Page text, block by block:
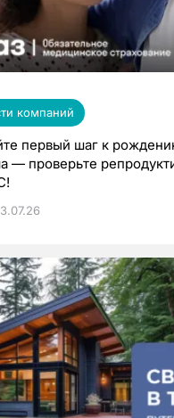
компаний
первый шаг к
— проверьте